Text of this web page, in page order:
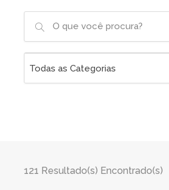
Todas as Categorias
121 Resultado(s) Encontrado(s)